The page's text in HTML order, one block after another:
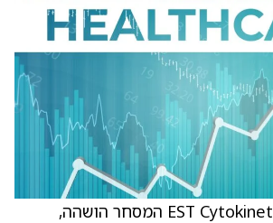
) המסחר הושהה,